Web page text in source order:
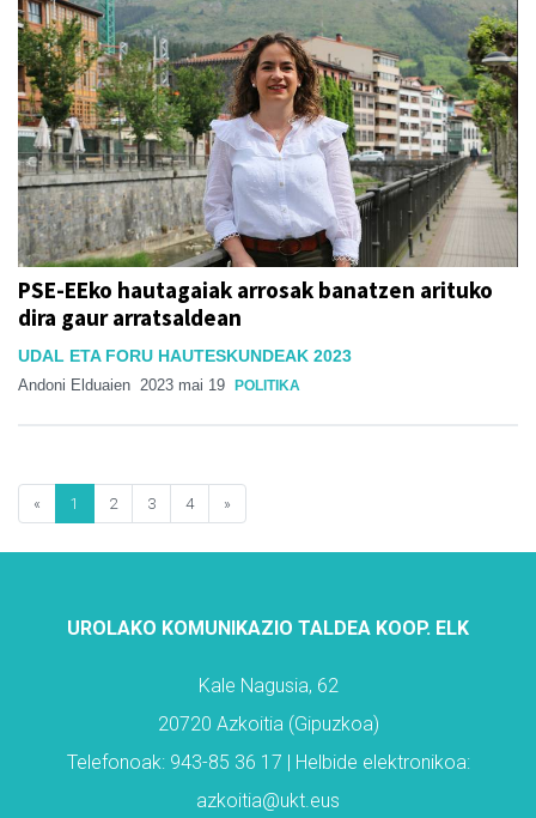
PSE-EEko hautagaiak arrosak banatzen arituko
dira gaur arratsaldean
UDAL ETA FORU HAUTESKUNDEAK 2023
Andoni Elduaien 2023 mai 19 POLITIKA
« 1 2 3 4 »
UROLAKO KOMUNIKAZIO TALDEA KOOP. ELK
Kale Nagusia, 62
20720 Azkoitia (Gipuzkoa)
Telefonoak: 943-85 36 17 | Helbide elektronikoa:
azkoitia@ukt.eus